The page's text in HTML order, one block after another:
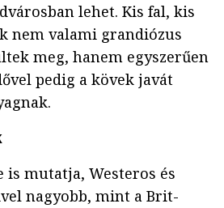
lehet. Kis fal, kis
nem valami grandiózus
meg, hanem egyszerűen
pedig a kövek javát
is mutatja, Westeros és
nagyobb, mint a Brit-